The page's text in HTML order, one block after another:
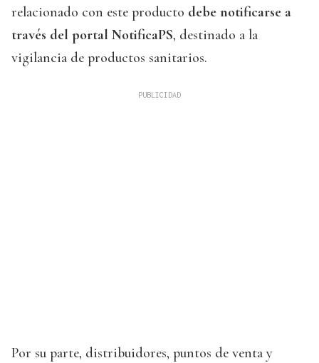
relacionado con este producto debe notificarse a
través del portal NotificaPS, destinado a la
vigilancia de productos sanitarios.
Por su parte, distribuidores, puntos de venta y